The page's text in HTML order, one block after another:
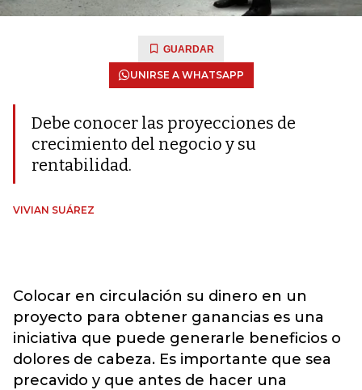
GUARDAR
UNIRSE A WHATSAPP
Debe conocer las proyecciones de
crecimiento del negocio y su
rentabilidad.
VIVIAN SUÁREZ
Colocar en circulación su dinero en un
proyecto para obtener ganancias es una
iniciativa que puede generarle beneficios o
dolores de cabeza. Es importante que sea
precavido y que antes de hacer una